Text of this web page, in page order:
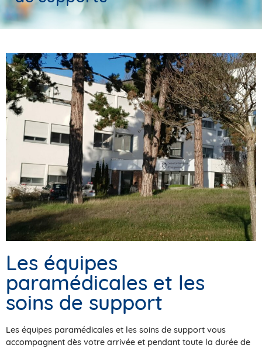
Les équipes
paramédicales et les
soins de support
Les équipes paramédicales et les soins de support vous
accompagnent dès votre arrivée et pendant toute la durée de